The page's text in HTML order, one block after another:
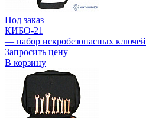
Под заказ
КИБО-21
— набор искробезопасных ключей
Запросить цену
В корзину